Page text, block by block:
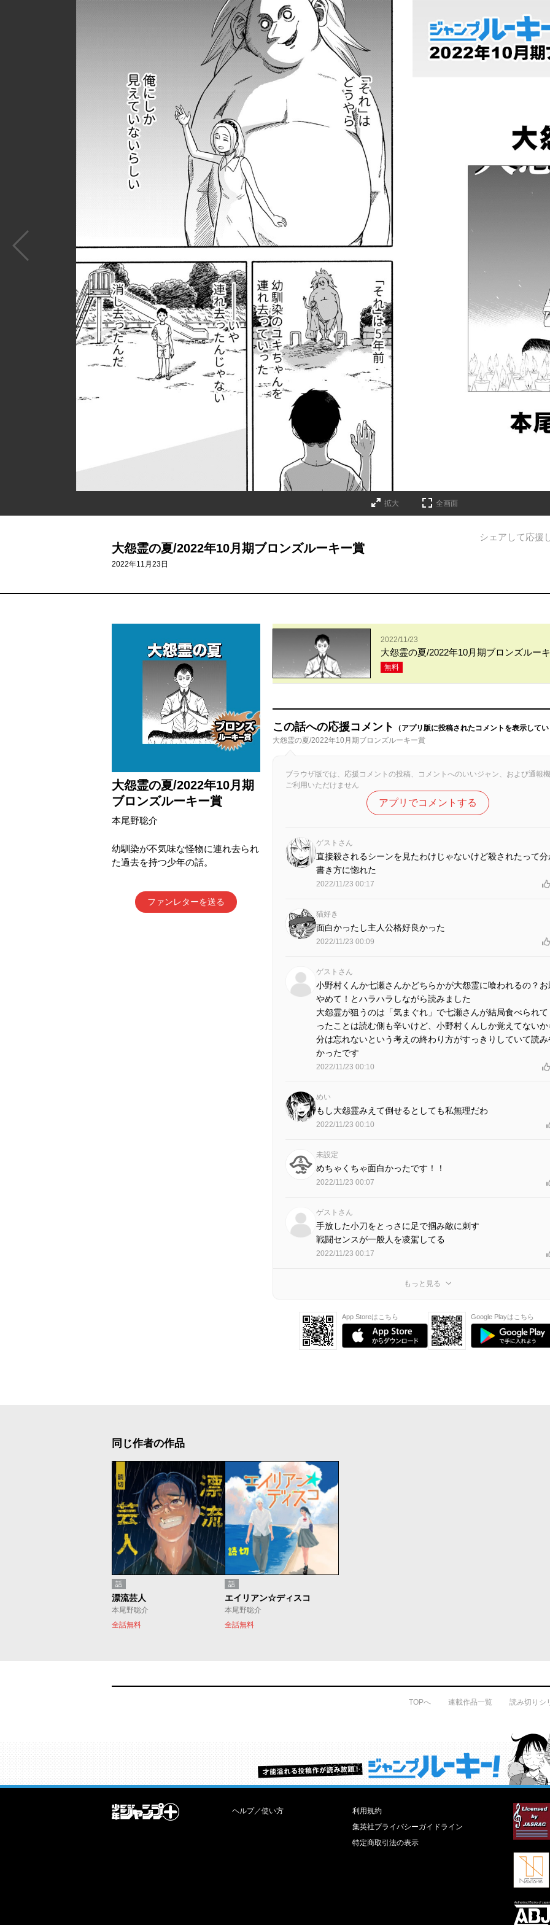
拡大 全画面
大怨霊の夏/2022年10月期ブロンズルーキー賞
2022年11月23日
シェアして応援
大怨霊の夏/2022年10月期
ブロンズルーキー賞
本尾野聡介
幼馴染が不気味な怪物に連れ去られ
た過去を持つ少年の話。
ファンレターを送る
2022/11/23
大怨霊の夏/2022年10月期ブロンズルー
無料
この話への応援コメント
（アプリ版に投稿されたコメントを表示してい
大怨霊の夏/2022年10月期ブロンズルーキー賞
ブラウザ版では、応援コメントの投稿、コメントへのいいジャン、および通報
ご利用いただけません
アプリでコメントする
ゲストさん
直接殺されるシーンを見たわけじゃないけど殺されたって分
書き方に惚れた
2022/11/23 00:17
猫好き
面白かったし主人公格好良かった
2022/11/23 00:09
ゲストさん
小野村くんか七瀬さんかどちらかが大怨霊に喰われるの？お
やめて！とハラハラしながら読みました
大怨霊が狙うのは「気まぐれ」で七瀬さんが結局食べられて
ったことは読む側も辛いけど、小野村くんしか覚えてないか
分は忘れないという考えの終わり方がすっきりしていて読み
かったです
2022/11/23 00:10
めい
もし大怨霊みえて倒せるとしても私無理だわ
2022/11/23 00:10
未設定
めちゃくちゃ面白かったです！！
2022/11/23 00:07
ゲストさん
手放した小刀をとっさに足で掴み敵に刺す
戦闘センスが一般人を凌駕してる
2022/11/23 00:17
もっと見る
App Storeはこちら Google Playはこちら
同じ作者の作品
話
漂流芸人
本尾野聡介
全話無料
話
エイリアン☆ディスコ
本尾野聡介
全話無料
TOPへ 連載作品一覧 読み切りシ
才能溢れる投稿作が読み放題！ ジャンプルーキー！
ヘルプ／使い方
利用規約
集英社プライバシーガイドライン
特定商取引法の表示